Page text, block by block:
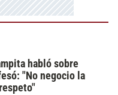
habló sobre
"No negocio la